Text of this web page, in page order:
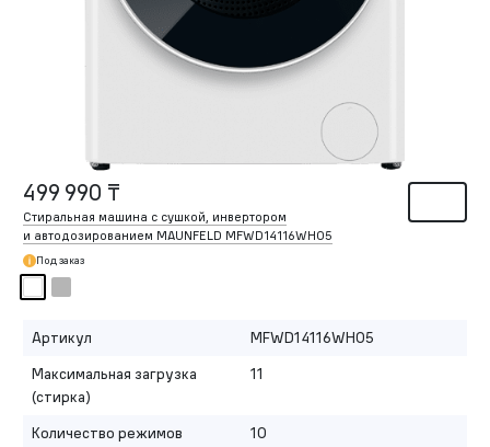
499 990 ₸
Стиральная машина c сушкой, инвертором
и автодозированием MAUNFELD MFWD14116WH05
Под заказ
Артикул
MFWD14116WH05
Максимальная загрузка
(стирка)
11
Количество режимов 10